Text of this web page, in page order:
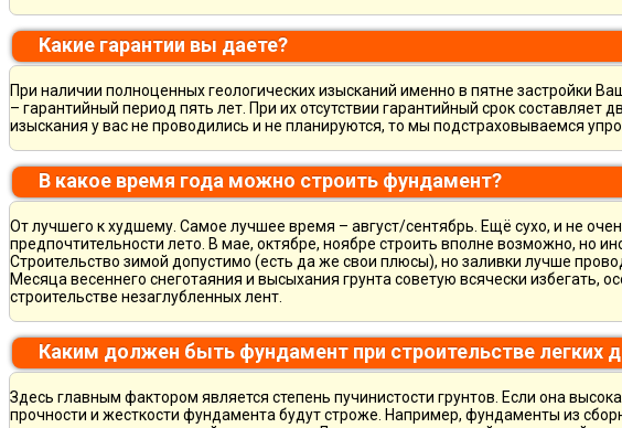
Какие гарантии вы даете?
При наличии полноценных геологических изысканий именно в пятне застройки
– гарантийный период пять лет. При их отсутствии гарантийный срок составляет
изыскания у вас не проводились и не планируются, то мы подстраховываемся
В какое время года можно строить фундамент?
От лучшего к худшему. Самое лучшее время – август/сентябрь. Ещё сухо, и не
предпочтительности лето. В мае, октябре, ноябре строить вполне возможно, но
Строительство зимой допустимо (есть да же свои плюсы), но заливки лучше
Месяца весеннего снеготаяния и высыхания грунта советую всячески избегать,
строительстве незаглубленных лент.
Каким должен быть фундамент при строительстве легких
Здесь главным фактором является степень пучинистости грунтов. Если она
прочности и жесткости фундамента будут строже. Например, фундаменты из